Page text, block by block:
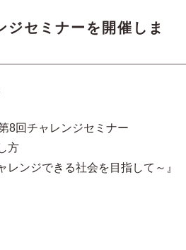
ジセミナーを開催しま
8回チャレンジセミナー
方
レンジできる社会を目指して～』